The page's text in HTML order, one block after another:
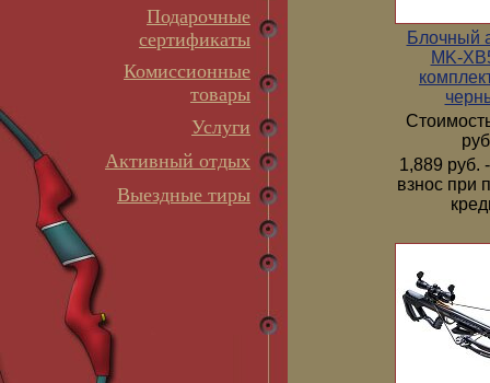
Подарочные
сертификаты
Комиссионные
товары
Услуги
Активный отдых
Выездные тиры
Блочный
MK-
1,889 руб.
взнос при